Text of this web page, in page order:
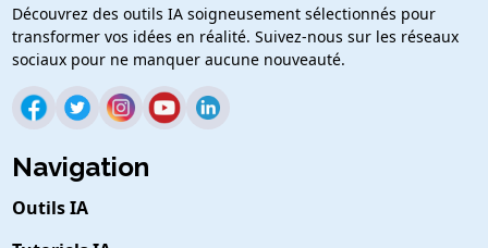
Découvrez des outils IA soigneusement sélectionnés pour
transformer vos idées en réalité. Suivez-nous sur les réseaux
sociaux pour ne manquer aucune nouveauté.
Navigation
Outils IA